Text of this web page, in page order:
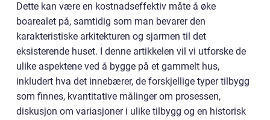
Dette kan være en kostnadseffektiv måte å øke
boarealet på, samtidig som man bevarer den
karakteristiske arkitekturen og sjarmen til det
eksisterende huset. I denne artikkelen vil vi utforske de
ulike aspektene ved å bygge på et gammelt hus,
inkludert hva det innebærer, de forskjellige typer tilbygg
som finnes, kvantitative målinger om prosessen,
diskusjon om variasjoner i ulike tilbygg og en historisk